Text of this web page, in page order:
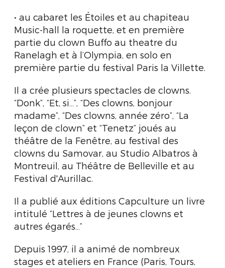
• au cabaret les Étoiles et au chapiteau
Music-hall la roquette, et en première
partie du clown Buffo au theatre du
Ranelagh et à l’Olympia, en solo en
première partie du festival Paris la Villette.
Il a crée plusieurs spectacles de clowns.
“Donk”, “Et, si…”, “Des clowns, bonjour
madame”, “Des clowns, année zéro”, “La
leçon de clown” et “Tenetz” joués au
théâtre de la Fenêtre, au festival des
clowns du Samovar, au Studio Albatros à
Montreuil, au Théâtre de Belleville et au
Festival d'Aurillac.
Il a publié aux éditions Capculture un livre
intitulé “Lettres à de jeunes clowns et
autres égarés…”
Depuis 1997, il a animé de nombreux
stages et ateliers en France (Paris, Tours,